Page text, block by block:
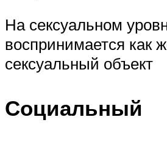
На сексуальном
воспринимается как
сексуальный объект
Социальный